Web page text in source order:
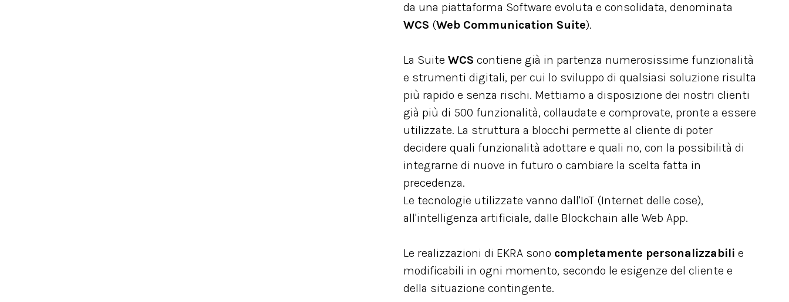
da una piattaforma Software evoluta e consolidata, denominata
WCS (Web Communication Suite).
La Suite WCS contiene già in partenza numerosissime funzionalità
e strumenti digitali, per cui lo sviluppo di qualsiasi soluzione risulta
più rapido e senza rischi. Mettiamo a disposizione dei nostri clienti
già più di 500 funzionalità, collaudate e comprovate, pronte a essere
utilizzate. La struttura a blocchi permette al cliente di poter
decidere quali funzionalità adottare e quali no, con la possibilità di
integrarne di nuove in futuro o cambiare la scelta fatta in
precedenza.
Le tecnologie utilizzate vanno dall'IoT (Internet delle cose),
all'intelligenza artificiale, dalle Blockchain alle Web App.
Le realizzazioni di EKRA sono completamente personalizzabili e
modificabili in ogni momento, secondo le esigenze del cliente e
della situazione contingente.